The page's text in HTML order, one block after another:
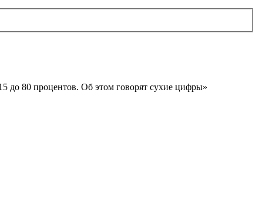
до 80 процентов. Об этом говорят сухие цифры»